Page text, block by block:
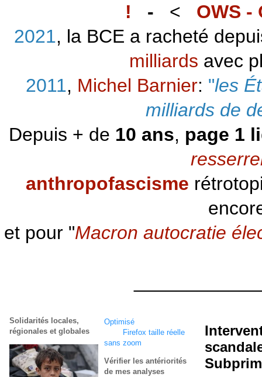
! - < OWS -
2021, la BCE a racheté
milliards avec
2011, Michel Barnier: "les
milliards de
Depuis + de 10 ans, page 1
anthropofascisme
et pour "Macron autocratie
Optimisé
Firefox taille réelle
sans zoom
Vérifier les antériorités
de mes analyses
Solidarités locales,
régionales et globales